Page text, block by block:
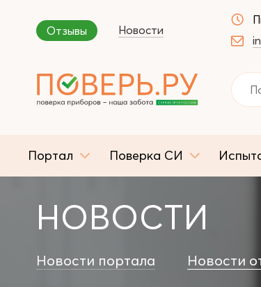
Отзывы Новости
Портал Поверка СИ
НОВОСТИ
Новости портала Новости